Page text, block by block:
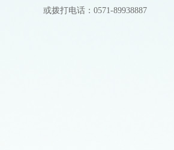
或拨打电话：0571-89938887